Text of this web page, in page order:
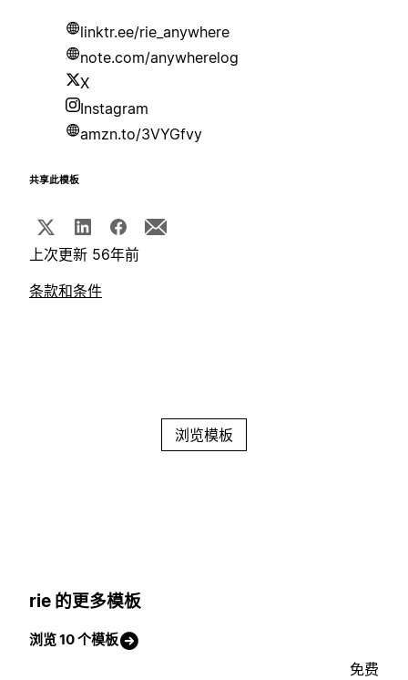
linktr.ee/rie_anywhere
note.com/anywherelog
X
Instagram
amzn.to/3VYGfvy
共享此模板
上次更新 56年前
条款和条件
浏览模板
rie 的更多模板
浏览 10 个模板
免费